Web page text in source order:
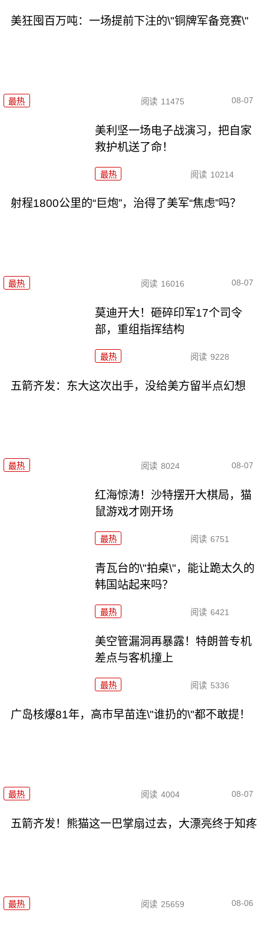
美狂囤百万吨：一场提前下注的\"铜牌军备竞赛\"
最热 阅读 11475 08-07
美利坚一场电子战演习，把自家
救护机送了命！
最热 阅读 10214
射程1800公里的“巨炮”，治得了美军“焦虑”吗？
最热 阅读 16016 08-07
莫迪开大！砸碎印军17个司令
部，重组指挥结构
最热 阅读 9228
五箭齐发：东大这次出手，没给美方留半点幻想
最热 阅读 8024 08-07
红海惊涛！沙特摆开大棋局，猫
鼠游戏才刚开场
最热 阅读 6751
青瓦台的\"拍桌\"，能让跪太久的
韩国站起来吗？
最热 阅读 6421
美空管漏洞再暴露！特朗普专机
差点与客机撞上
最热 阅读 5336
广岛核爆81年，高市早苗连\"谁扔的\"都不敢提！
最热 阅读 4004 08-07
五箭齐发！熊猫这一巴掌扇过去，大漂亮终于知疼
最热 阅读 25659 08-06